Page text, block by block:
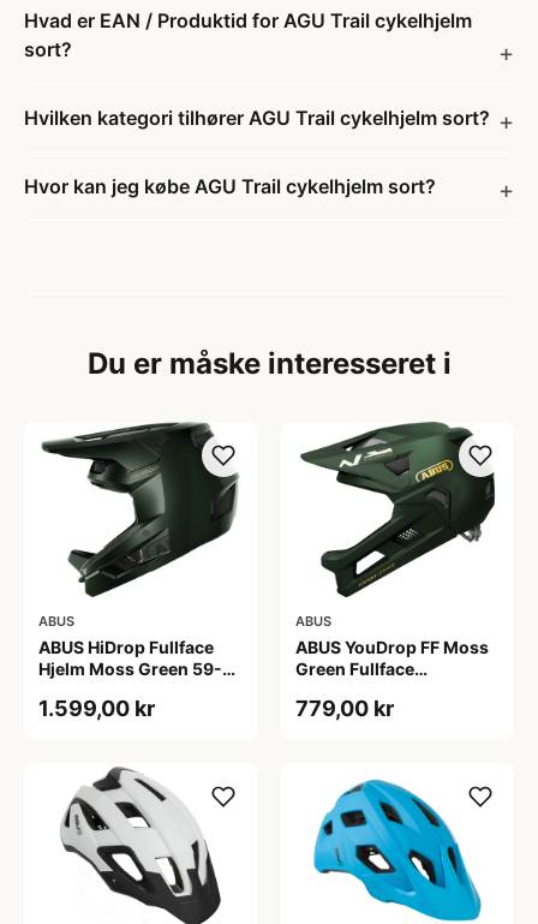
Hvad er EAN / Produktid for AGU Trail cykelhjelm
sort?
Hvilken kategori tilhører AGU Trail cykelhjelm sort?
Hvor kan jeg købe AGU Trail cykelhjelm sort?
Du er måske interesseret i
ABUS
ABUS HiDrop Fullface
Hjelm Moss Green 59-
1.599,00 kr
ABUS
ABUS YouDrop FF Moss
Green Fullface
779,00 kr